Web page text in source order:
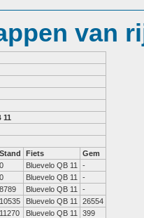
van
11
Stand Fiets
Gem
0 Bluevelo QB 11
-
0 Bluevelo QB 11
-
8789 Bluevelo QB 11
-
10535 Bluevelo QB 11
26554
11270 Bluevelo QB 11
399